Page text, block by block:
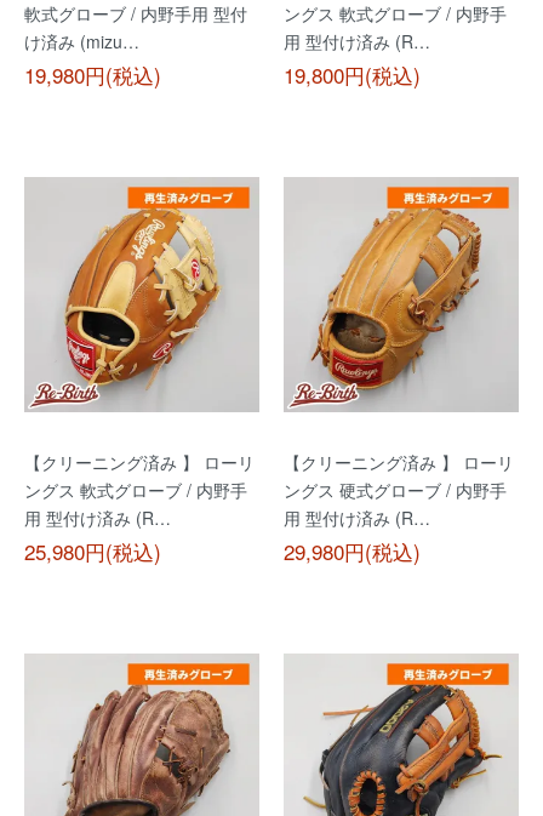
軟式グローブ / 内野手用 型付
け済み (mizu…
19,980円(税込)
ングス 軟式グローブ / 内野手
用 型付け済み (R…
19,800円(税込)
【クリーニング済み 】 ローリ
ングス 軟式グローブ / 内野手
用 型付け済み (R…
25,980円(税込)
【クリーニング済み 】 ローリ
ングス 硬式グローブ / 内野手
用 型付け済み (R…
29,980円(税込)